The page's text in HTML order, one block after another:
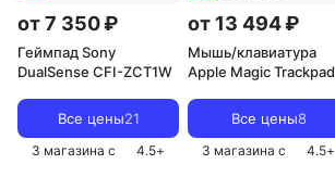
от 7 350 ₽
Геймпад Sony
DualSense CFI-ZCT1W
Все цены21
3 магазина с 4.5+
от 13 494 ₽
Мышь/клавиатура
Apple Magic Trackpad
Все цены8
3 магазина с 4.5+